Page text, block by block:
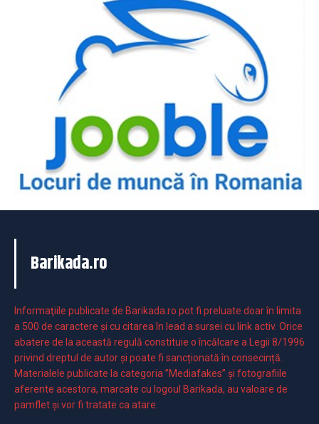
Barikada.ro
Informaţiile publicate de Barikada.ro pot fi preluate doar în limita
a 500 de caractere şi cu citarea în lead a sursei cu link activ. Orice
abatere de la această regulă constituie o încălcare a Legii 8/1996
privind dreptul de autor și poate fi sancționată în consecință.
Materialele publicate la categoria ”Mediafakes” și fotografiile
aferente acestora, marcate cu logoul Barikada, au valoare de
pamflet și vor fi tratate ca atare.